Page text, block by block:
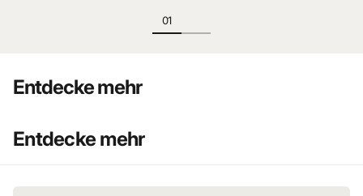
Entdecke mehr
Entdecke mehr